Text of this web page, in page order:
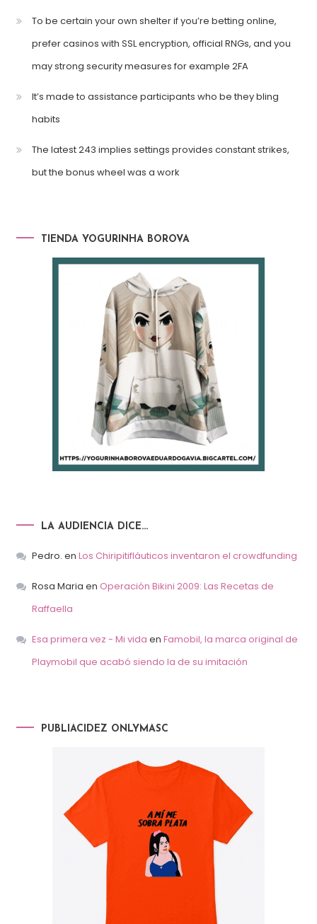
To be certain your own shelter if you’re betting online,
prefer casinos with SSL encryption, official RNGs, and you
may strong security measures for example 2FA
It’s made to assistance participants who be they bling
habits
The latest 243 implies settings provides constant strikes,
but the bonus wheel was a work
TIENDA YOGURINHA BOROVA
LA AUDIENCIA DICE…
Pedro. en Los Chiripitifláuticos inventaron el crowdfunding
Rosa Maria en Operación Bikini 2009: Las Recetas de
Raffaella
Esa primera vez - Mi vida en Famobil, la marca original de
Playmobil que acabó siendo la de su imitación
PUBLIACIDEZ ONLYMASC